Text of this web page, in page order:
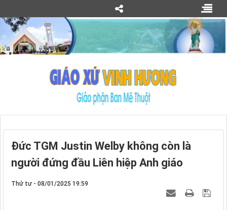
Đức TGM Justin Welby không còn là
người đứng đầu Liên hiệp Anh giáo
Thứ tư - 08/01/2025 19:59